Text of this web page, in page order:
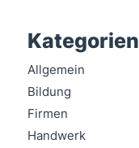
Kategorien
Allgemein
Bildung
Firmen
Handwerk